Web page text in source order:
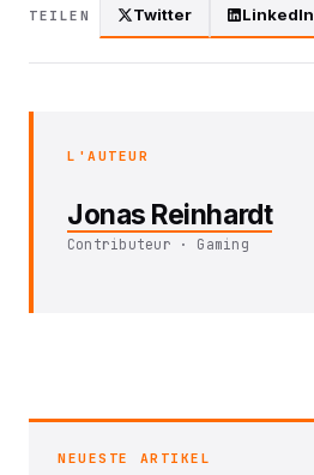
TEILEN Twitter LinkedIn
L'AUTEUR
Jonas Reinhardt
Contributeur · Gaming
NEUESTE ARTIKEL